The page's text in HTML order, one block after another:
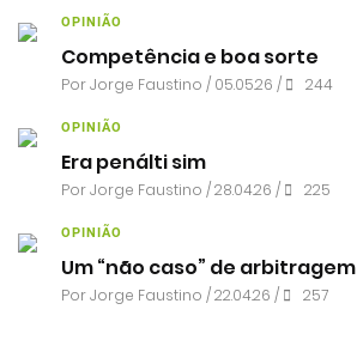
OPINIÃO
Competência e boa sorte
PorJorge Faustino / 05.05.26 / 244
OPINIÃO
Era penálti sim
PorJorge Faustino / 28.04.26 / 225
OPINIÃO
Um “não caso” de arbitragem
PorJorge Faustino / 22.04.26 / 257